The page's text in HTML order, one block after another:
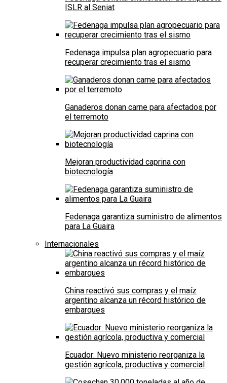
ISLR al Seniat
Fedenaga impulsa plan agropecuario para
recuperar crecimiento tras el sismo
Ganaderos donan carne para afectados por
el terremoto
Mejoran productividad caprina con
biotecnología
Fedenaga garantiza suministro de alimentos
para La Guaira
Internacionales
China reactivó sus compras y el maíz
argentino alcanza un récord histórico de
embarques
Ecuador: Nuevo ministerio reorganiza la
gestión agrícola, productiva y comercial